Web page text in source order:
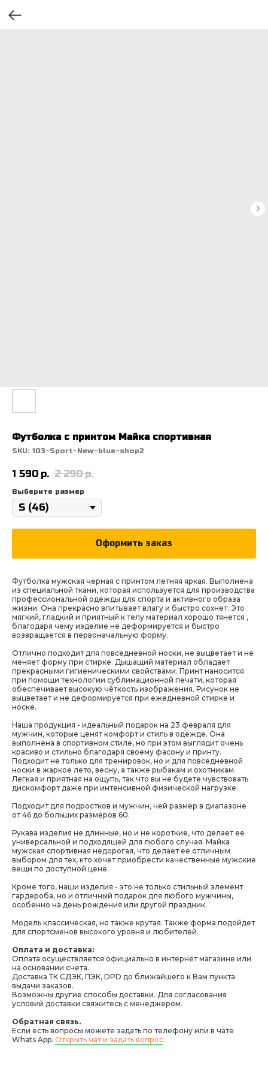
Футболка с принтом Майка спортивная
SKU: 103-Sport-New-blue-shop2
1 590 р. 2 290 р.
Выберите размер
Оформить заказ
Футболка мужская черная с принтом летняя яркая. Выполнена
из специальной ткани, которая используется для производства
профессиональной одежды для спорта и активного образа
жизни. Она прекрасно впитывает влагу и быстро сохнет. Это
мягкий, гладкий и приятный к телу материал хорошо тянется ,
благодаря чему изделие не деформируется и быстро
возвращается в первоначальную форму.
Отлично подходит для повседневной носки, не выцветает и не
меняет форму при стирке. Дышащий материал обладает
прекрасными гигиеническими свойствами. Принт наносится
при помощи технологии сублимационной печати, которая
обеспечивает высокую чёткость изображения. Рисунок не
выцветает и не деформируется при ежедневной стирке и
носке.
Наша продукция - идеальный подарок на 23 февраля для
мужчин, которые ценят комфорт и стиль в одежде. Она
выполнена в спортивном стиле, но при этом выглядит очень
красиво и стильно благодаря своему фасону и принту.
Подходит не только для тренировок, но и для повседневной
носки в жаркое лето, весну, а также рыбакам и охотникам.
Легкая и приятная на ощупь, так что вы не будете чувствовать
дискомфорт даже при интенсивной физической нагрузке.
Подходит для подростков и мужчин, чей размер в диапазоне
от 46 до больших размеров 60.
Рукава изделия не длинные, но и не короткие, что делает ее
универсальной и подходящей для любого случая. Майка
мужская спортивная недорогая, что делает ее отличным
выбором для тех, кто хочет приобрести качественные мужские
вещи по доступной цене.
Кроме того, наши изделия - это не только стильный элемент
гардероба, но и отличный подарок для любого мужчины,
особенно на день рождения или другой праздник.
Модель классическая, но также крутая. Также форма подойдет
для спортсменов высокого уровня и любителей.
Оплата и доставка:
Оплата осуществляется официально в интернет магазине или
на основании счета.
Доставка ТК СДЭК, ПЭК, DPD до ближайшего к Вам пункта
выдачи заказов.
Возможны другие способы доставки. Для согласования
условий доставки свяжитесь с менеджером.
Обратная связь.
Если есть вопросы можете задать по телефону или в чате
Whats App. Открыть чат и задать вопрос.